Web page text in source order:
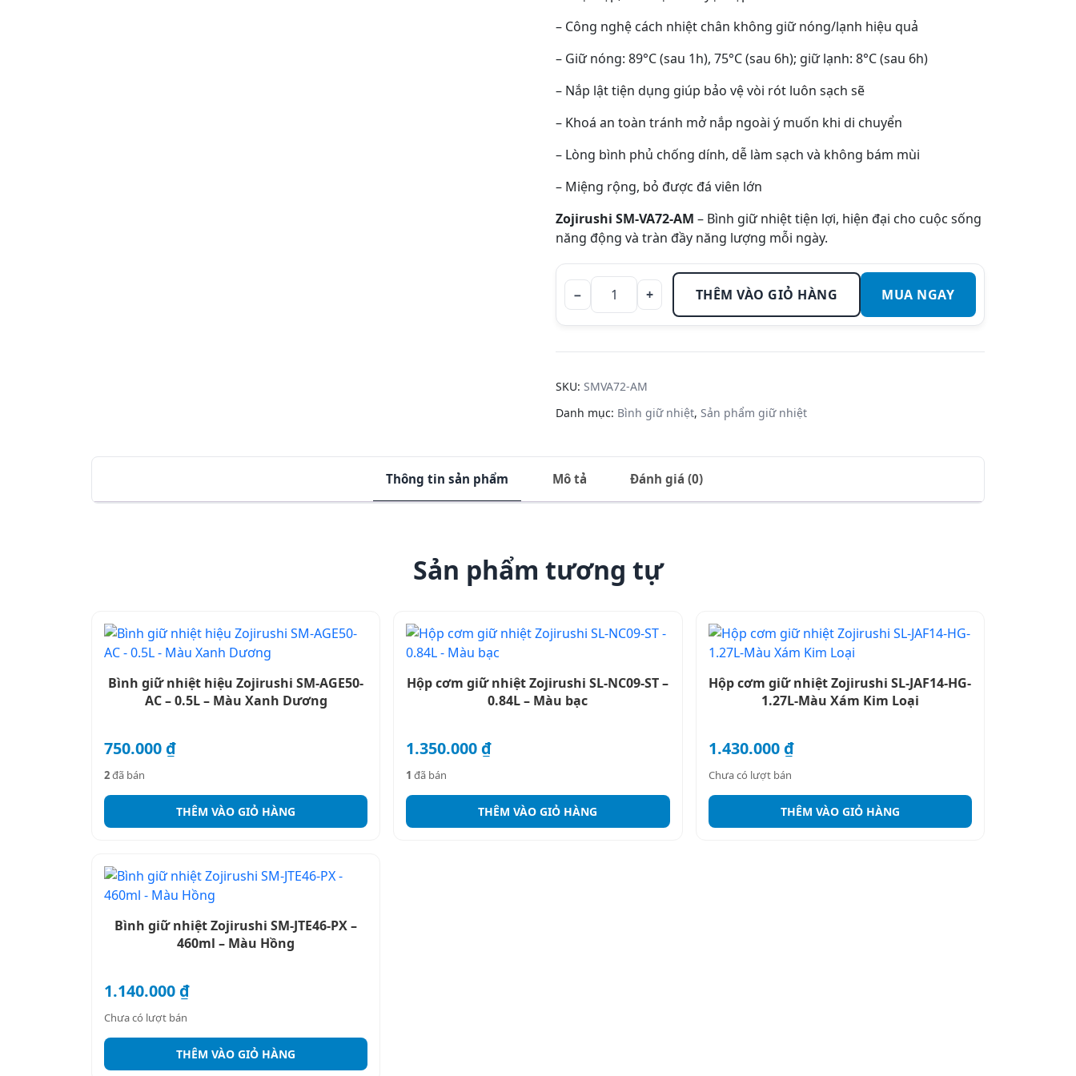
– Công nghệ cách nhiệt chân không giữ nóng/lạnh hiệu quả
– Giữ nóng: 89°C (sau 1h), 75°C (sau 6h); giữ lạnh: 8°C (sau 6h)
– Nắp lật tiện dụng giúp bảo vệ vòi rót luôn sạch sẽ
– Khoá an toàn tránh mở nắp ngoài ý muốn khi di chuyển
– Lòng bình phủ chống dính, dễ làm sạch và không bám mùi
– Miệng rộng, bỏ được đá viên lớn
Zojirushi SM-VA72-AM – Bình giữ nhiệt tiện lợi, hiện đại cho cuộc sống
năng động và tràn đầy năng lượng mỗi ngày.
Bình giữ
nhiệt
SM-VA72-
- Màu
Hà số
lượng
− + THÊM VÀO GIỎ HÀNG MUA NGAY
SKU:SMVA72-AM
Danh mục: Bình giữ nhiệt,Sản phẩm giữ nhiệt
Thông tin sản phẩm Mô tả Đánh giá (0)
Sản phẩm tương tự
Bình giữ nhiệt hiệu Zojirushi SM-AGE50-
AC – 0.5L – Màu Xanh Dương
750.000₫
2đã bán
THÊM VÀO GIỎ HÀNG
Hộp cơm giữ nhiệt Zojirushi SL-NC09-ST –
0.84L – Màu bạc
1.350.000₫
1 đã bán
THÊM VÀO GIỎ HÀNG
Hộp cơm giữ nhiệt Zojirushi SL-JAF14-HG-
1.27L-Màu Xám Kim Loại
1.430.000₫
Chưa có lượt bán
THÊM VÀO GIỎ HÀNG
Bình giữ nhiệt Zojirushi SM-JTE46-PX –
460ml – Màu Hồng
1.140.000₫
Chưa có lượt bán
THÊM VÀO GIỎ HÀNG